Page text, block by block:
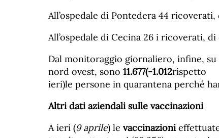
All’ospedale di Pontedera 44
All’ospedale di Cecina 26 i ricoverati,
Dal monitoraggio giornaliero, infine,
nord ovest, sono 11.677(-1.012rispetto
ieri)le persone in quarantena perché
Altri dati aziendali sulle vaccinazioni
A ieri (9 aprile) le vaccinazioni